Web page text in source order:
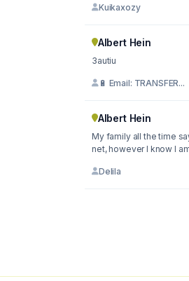
Kuikaxozy
Albert Hein
3autiu
🔋 Email: TRANSFER...
Albert Hein
My family all the time
net, however I
Delila